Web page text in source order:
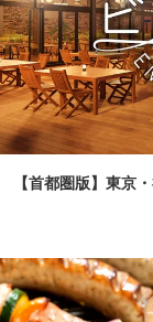
【首都圏版】東京